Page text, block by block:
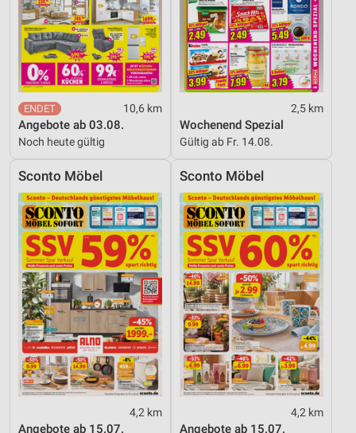
10,6 km
Angebote ab 03.08.
Noch heute gültig
2,5 km
Wochenend Spezial
Gültig ab Fr. 14.08.
Sconto Möbel
4,2 km
Angebote ab 15.07.
Sconto Möbel
4,2 km
Angebote ab 15.07.